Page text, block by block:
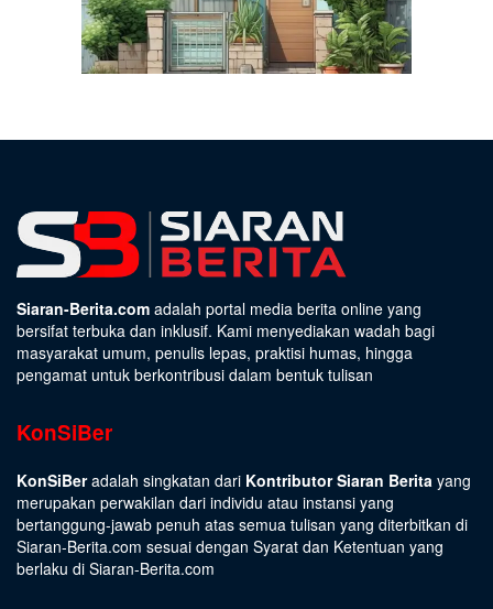
Siaran-Berita.com adalah portal media berita online yang
bersifat terbuka dan inklusif. Kami menyediakan wadah bagi
masyarakat umum, penulis lepas, praktisi humas, hingga
pengamat untuk berkontribusi dalam bentuk tulisan
KonSiBer
KonSiBeradalah singkatan dari Kontributor Siaran Berita yang
merupakan perwakilan dari individu atau instansi yang
bertanggung-jawab penuh atas semua tulisan yang diterbitkan di
Siaran-Berita.com sesuai dengan Syarat dan Ketentuan yang
berlaku di Siaran-Berita.com